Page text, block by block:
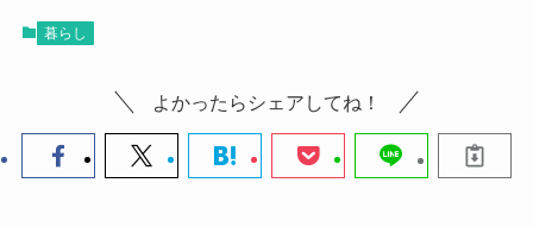
暮らし
よかったらシェアしてね！